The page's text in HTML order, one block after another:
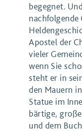
begegnet.
nachfolgende
Apostel der
vieler
wenn Sie
steht er in
den Mauern
Statue im
bärtige,
und dem